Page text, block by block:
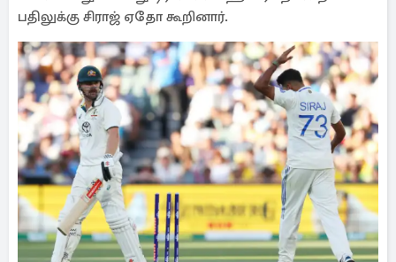
பதிலுக்கு சிராஜ் ஏதோ கூறினார்.